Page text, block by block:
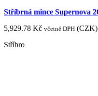
Stříbrná mince Supernova
5,929.78 Kč včetně DPH (CZK)
Stříbro